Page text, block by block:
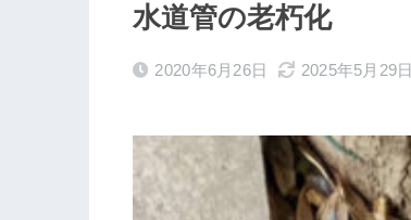
水道管の老朽化
2020年6月26日 2025年5月29日